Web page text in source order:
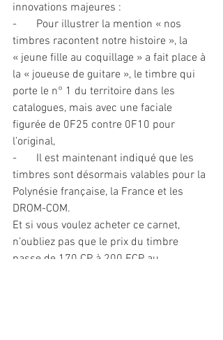
innovations majeures :
-       Pour illustrer la mention « nos
timbres racontent notre histoire », la
« jeune fille au coquillage » a fait place à
la « joueuse de guitare », le timbre qui
porte le n° 1 du territoire dans les
catalogues, mais avec une faciale
figurée de 0F25 contre 0F10 pour
l’original,
-       Il est maintenant indiqué que les
timbres sont désormais valables pour la
Polynésie française, la France et les
DROM-COM.
Et si vous voulez acheter ce carnet,
n’oubliez pas que le prix du timbre
passe de 170 CP à 200 FCP au